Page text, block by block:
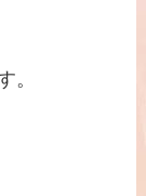
。